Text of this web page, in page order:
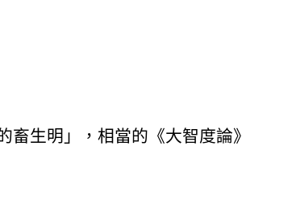
生明」，相當的《大智度論》